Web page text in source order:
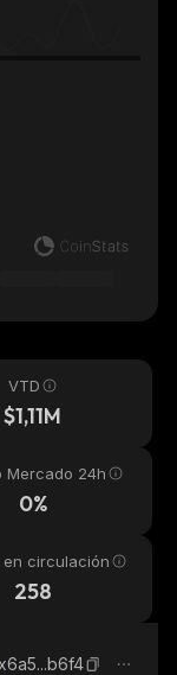
VTD
$1,11M
Mercado 24h
0%
en circulación
258